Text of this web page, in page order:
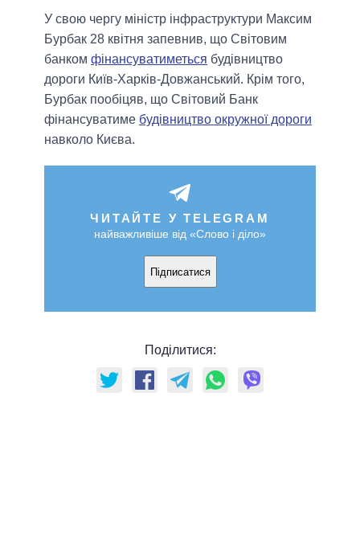
У свою чергу міністр інфраструктури Максим
Бурбак 28 квітня запевнив, що Світовим
банком фінансуватиметься будівництво
дороги Київ-Харків-Довжанський. Крім того,
Бурбак пообіцяв, що Світовий Банк
фінансуватиме будівництво окружної дороги
навколо Києва.
ЧИТАЙТЕ У TELEGRAM
найважливіше від «Слово і діло»
Підписатися
Поділитися: